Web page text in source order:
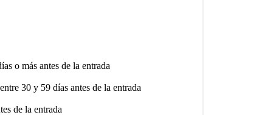
o más antes de la entrada
30 y 59 días antes de la entrada
de la entrada